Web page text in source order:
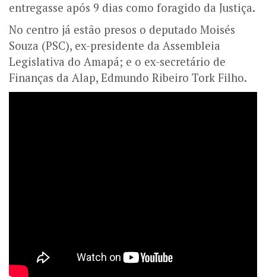
entregasse após 9 dias como foragido da Justiça.
No centro já estão presos o deputado Moisés
Souza (PSC), ex-presidente da Assembleia
Legislativa do Amapá; e o ex-secretário de
Finanças da Alap, Edmundo Ribeiro Tork Filho.